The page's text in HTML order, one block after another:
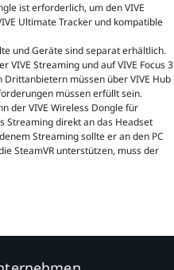
ist erforderlich, um den VIVE
Ultimate Tracker und kompatible
und Geräte sind separat erhältlich.
VIVE Streaming und auf VIVE Focus 3
Drittanbietern müssen über VIVE Hub
müssen erfüllt sein.
der VIVE Wireless Dongle für
Streaming direkt an das Headset
Streaming sollte er an den PC
SteamVR unterstützen, muss der